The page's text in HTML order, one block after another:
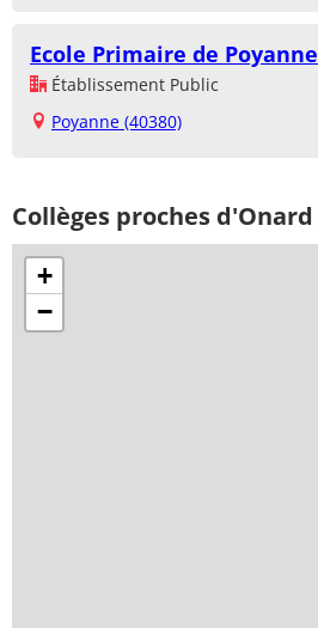
Ecole Primaire de Poyanne
Établissement Public
Poyanne (40380)
Collèges proches d'Onard
+
−